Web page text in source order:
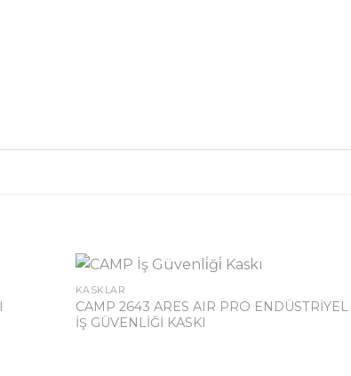
KASKLAR
CAMP 2643 ARES AIR PRO ENDÜSTRİYEL
İŞ GÜVENLİĞİ KASKI